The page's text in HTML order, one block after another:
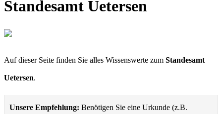
Standesamt Uetersen
Auf dieser Seite finden Sie alles Wissenswerte zum Standesamt
Uetersen.
Unsere Empfehlung: Benötigen Sie eine Urkunde (z.B.